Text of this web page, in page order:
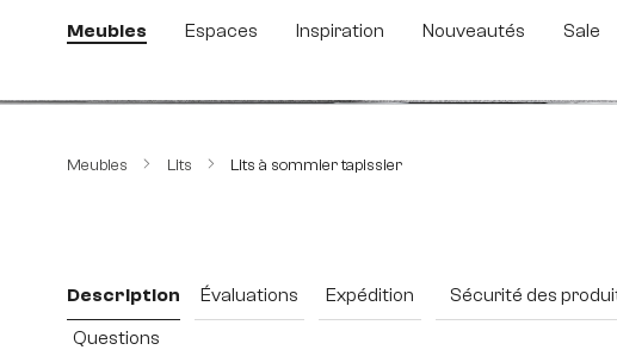
au contenu principal
Passer à la recherche
Passer à la navigation principale
Meubles Espaces Inspiration Nouveautés Sale
Meubles Lits Lits à sommier tapissier
Description Évaluations Expédition Sécurité des
Questions